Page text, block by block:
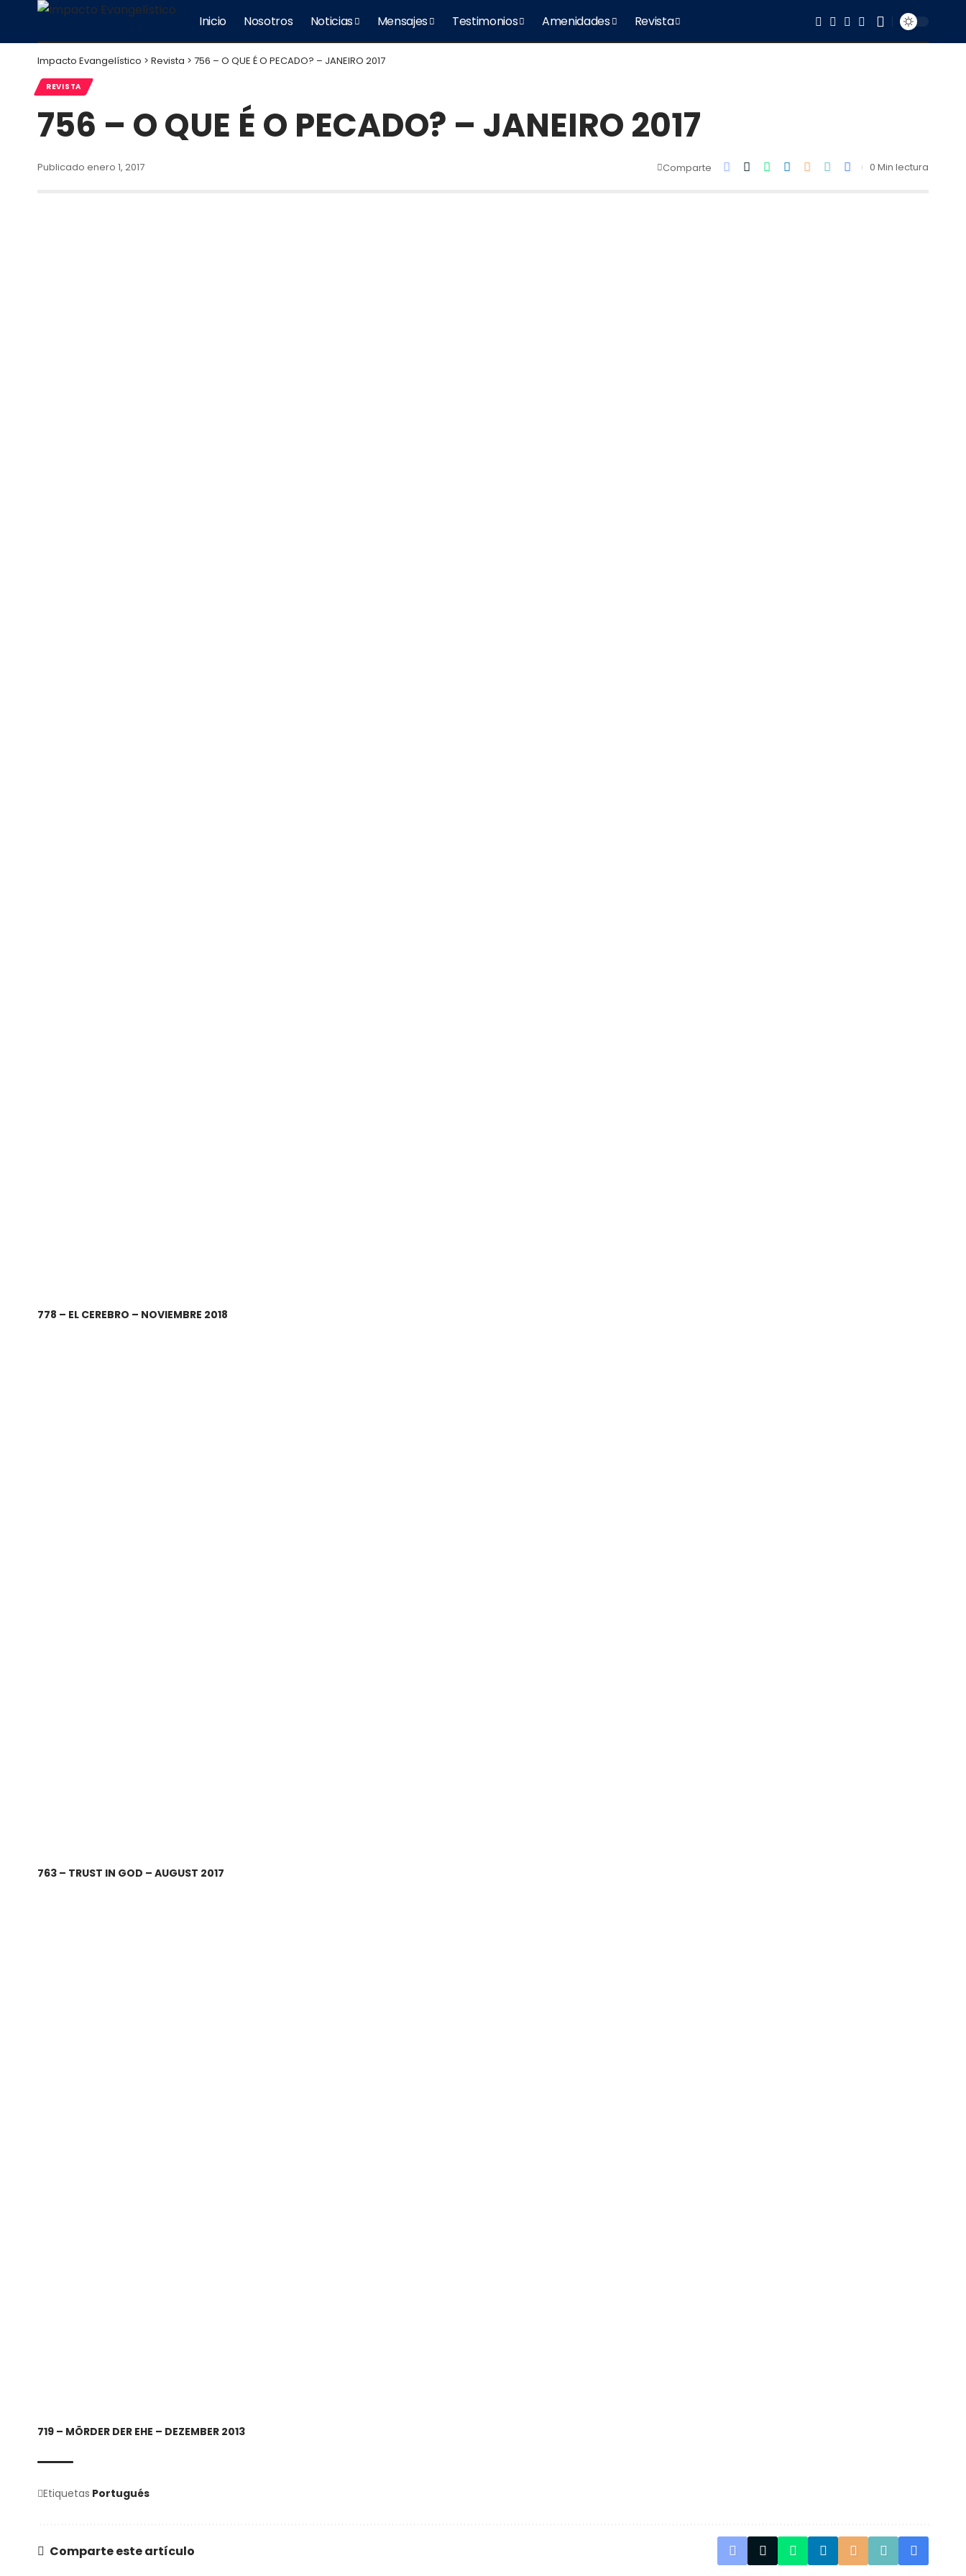
Inicio Nosotros Noticias Mensajes Testimonios Amenidades Revista
Impacto Evangelístico > Revista > 756 – O QUE É O PECADO? – JANEIRO 2017
REVISTA
756 – O QUE É O PECADO? – JANEIRO 2017
Publicado enero 1, 2017 Comparte 0 Min lectura
778 – EL CEREBRO – NOVIEMBRE 2018
763 – TRUST IN GOD – AUGUST 2017
719 – MÖRDER DER EHE – DEZEMBER 2013
Etiquetas Portugués
Comparte este artículo